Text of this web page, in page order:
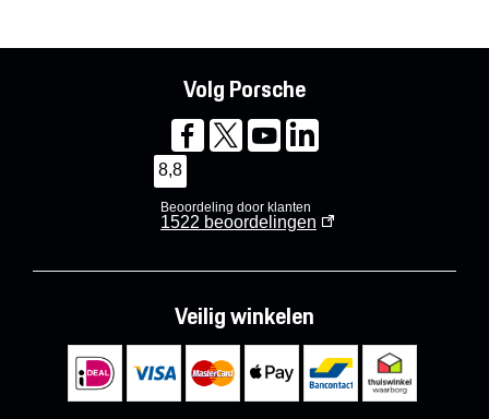
Volg Porsche
8,8
Beoordeling door klanten
1522 beoordelingen
Veilig winkelen